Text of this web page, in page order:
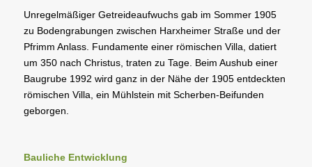
Unregelmäßiger Getreideaufwuchs gab im Sommer 1905
zu Bodengrabungen zwischen Harxheimer Straße und der
Pfrimm Anlass. Fundamente einer römischen Villa, datiert
um 350 nach Christus, traten zu Tage. Beim Aushub einer
Baugrube 1992 wird ganz in der Nähe der 1905 entdeckten
römischen Villa, ein Mühlstein mit Scherben-Beifunden
geborgen.
Bauliche Entwicklung